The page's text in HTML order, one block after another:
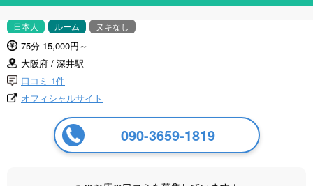
日本人 ルーム ヌキなし
75分 15,000円～
大阪府 / 深井駅
口コミ 1件
オフィシャルサイト
090-3659-1819